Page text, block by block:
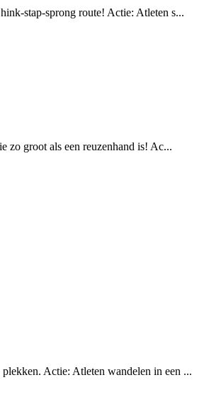
stap-sprong route! Actie: Atleten s...
zo groot als een reuzenhand is! Ac...
Actie: Atleten wandelen in een ...